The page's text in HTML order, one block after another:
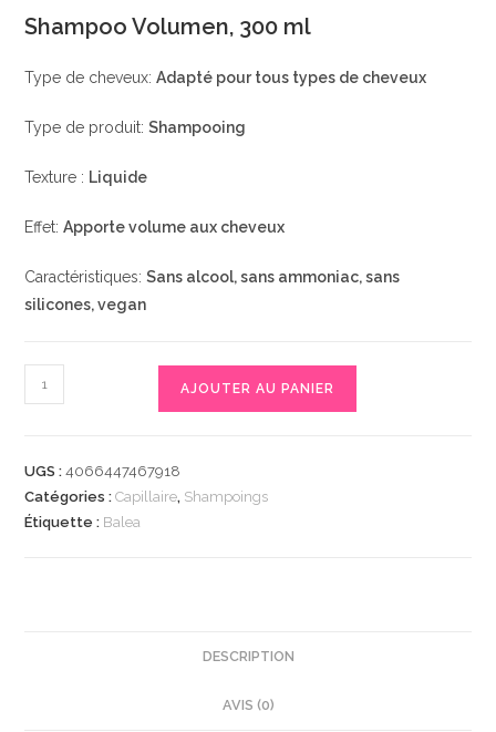
Shampoo Volumen, 300 ml
Type de cheveux:Adapté pour tous types de cheveux
Type de produit:Shampooing
Texture : Liquide
Effet:Apporte volume aux cheveux
Caractéristiques:Sans alcool, sans ammoniac, sans
silicones, vegan
de
ml
AJOUTER AU PANIER
UGS :4066447467918
Catégories :Capillaire, Shampoings
Étiquette : Balea
DESCRIPTION
AVIS (0)